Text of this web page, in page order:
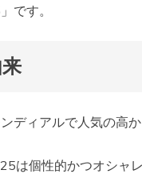
です。
ディアルで人気の高
は個性的かつオシャ